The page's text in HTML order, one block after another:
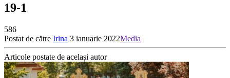
19-1
586
Postat de către Irina 3 ianuarie 2022Media
Articole postate de același autor